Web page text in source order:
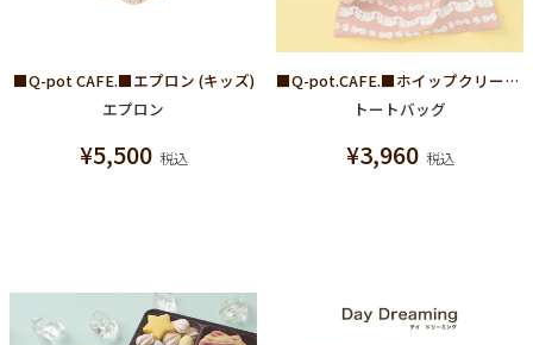
■Q-pot CAFE.■エプロン (キッズ)
エプロン
¥5,500 税込
■Q-pot.CAFE.■ホイップクリーム ワッシャー トートバッグ
トートバッグ
¥3,960 税込